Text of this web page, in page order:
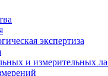
экспертиза
и измерительных